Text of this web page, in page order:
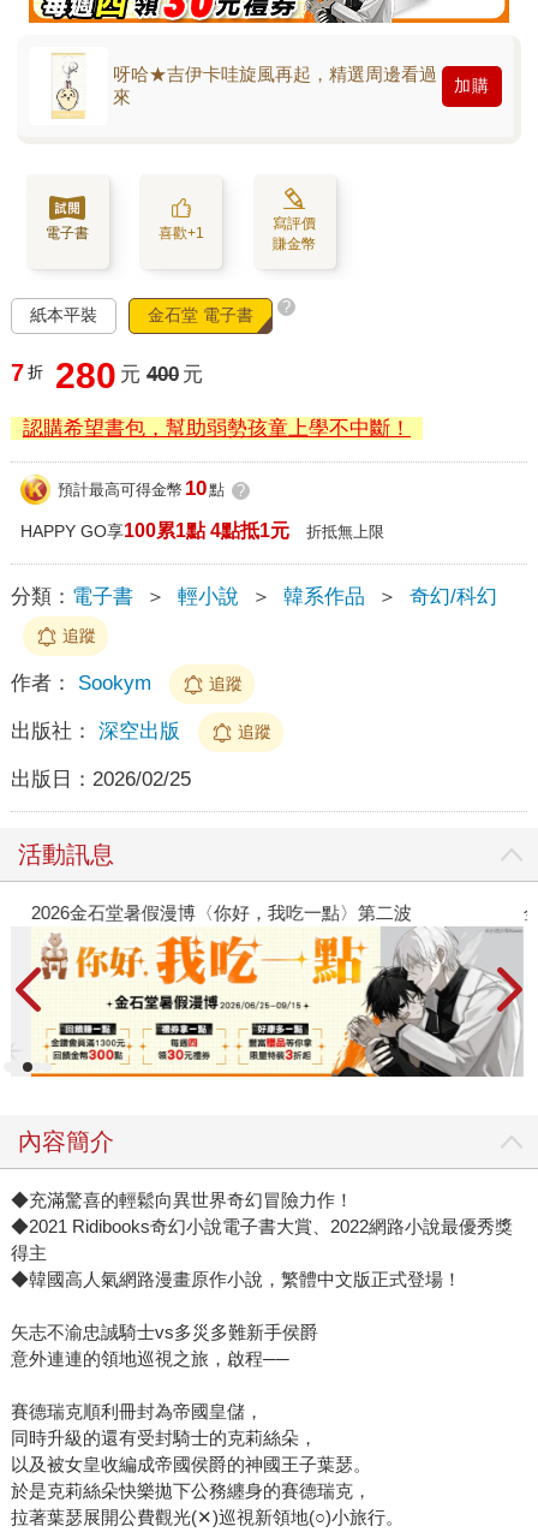
呀哈★吉伊卡哇旋風再起，精選周邊看過
來
加購
電子書 喜歡+1
寫評價
賺金幣
紙本平裝 金石堂 電子書 ?
7 折 280 元 400 元
認購希望書包，幫助弱勢孩童上學不中斷！
預計最高可得金幣 10點 ?
HAPPY GO享100累1點 4點抵1元 折抵無上限
分類： 電子書 ＞ 輕小說 ＞ 韓系作品 ＞ 奇幻/科幻
追蹤
作者： Sookym 追蹤
出版社： 深空出版 追蹤
出版日： 2026/02/25
活動訊息
2026金石堂暑假漫博〈你好，我吃一點〉第二波
內容簡介
◆充滿驚喜的輕鬆向異世界奇幻冒險力作！
◆2021 Ridibooks奇幻小說電子書大賞、2022網路小說最優秀獎
得主
◆韓國高人氣網路漫畫原作小說，繁體中文版正式登場！
矢志不渝忠誠騎士vs多災多難新手侯爵
意外連連的領地巡視之旅，啟程──
賽德瑞克順利冊封為帝國皇儲，
同時升級的還有受封騎士的克莉絲朵，
以及被女皇收編成帝國侯爵的神國王子葉瑟。
於是克莉絲朵快樂拋下公務纏身的賽德瑞克，
拉著葉瑟展開公費觀光(✕)巡視新領地(○)小旅行。